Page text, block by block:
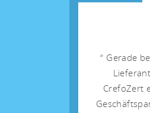
Gerade
CrefoZert